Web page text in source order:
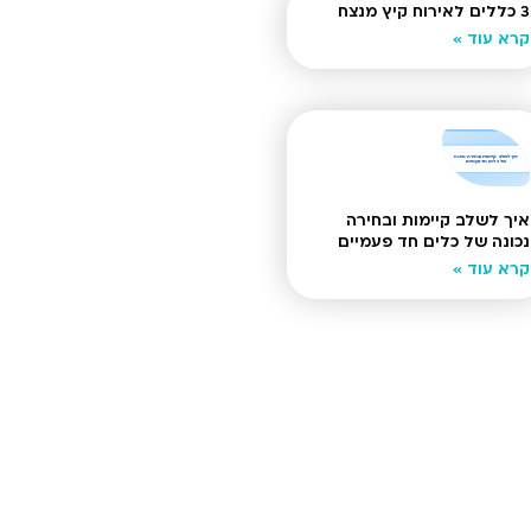
3 כללים לאירוח קיץ מנצח
קרא עוד »
איך לשלב קיימות ובחירה
נכונה של כלים חד פעמיים
קרא עוד »